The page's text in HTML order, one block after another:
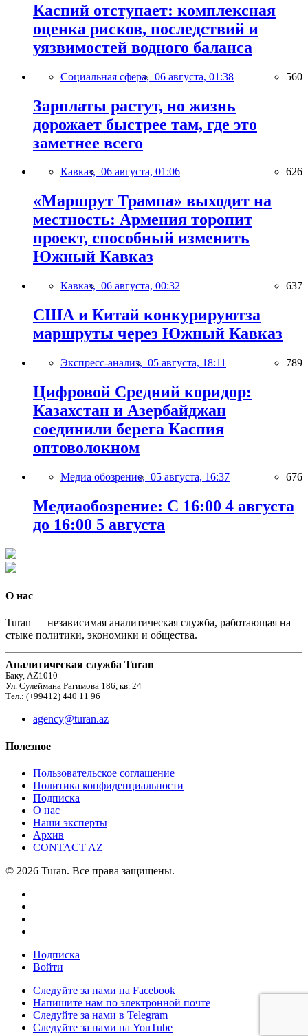
Каспий отступает: комплексная
оценка рисков, последствий и
уязвимостей водного баланса
Социальная сфера, 06 августа, 01:38 560
Зарплаты растут, но жизнь
дорожает быстрее там, где это
заметнее всего
Кавказ, 06 августа, 01:06 626
«Маршрут Трампа» выходит на
местность: Армения торопит
проект, способный изменить
Южный Кавказ
Кавказ, 06 августа, 00:32 637
США и Китай конкурируютза
маршруты через Южный Кавказ
Экспресс-анализ, 05 августа, 18:11 789
Цифровой Средний коридор:
Казахстан и Азербайджан
соединили берега Каспия
оптоволокном
Медиа обозрение, 05 августа, 16:37 676
Медиаобозрение: С 16:00 4 августа
до 16:00 5 августа
О нас
Turan — независимая аналитическая служба, работающая на
стыке политики, экономики и общества.
Аналитическая служба Turan
Баку, AZ1010
Ул. Сулеймана Рагимова 186, кв. 24
Тел.: (+99412) 440 11 96
agency@turan.az
Полезное
Пользовательское соглашение
Политика конфиденциальности
Подписка
О нас
Наши эксперты
Архив
CONTACT AZ
© 2026 Turan. Все права защищены.
Подписка
Войти
Следуйте за нами на Facebook
Напишите нам по электронной почте
Следуйте за нами в Telegram
Следуйте за нами на YouTube